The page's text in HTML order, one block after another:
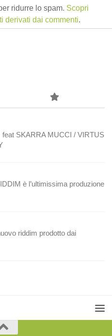
ridurre lo spam. Scopri
derivati dai commenti.
SKARRA MUCCI / VIRTUS
è l’ultimissima produzione
riddim prodotto dai